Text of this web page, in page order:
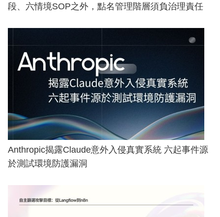
段、六情境SOP之外，點名管理階層須負治理責任
Anthropic揭露Claude意外入侵真實系統 六起事件源
於測試環境防護漏洞